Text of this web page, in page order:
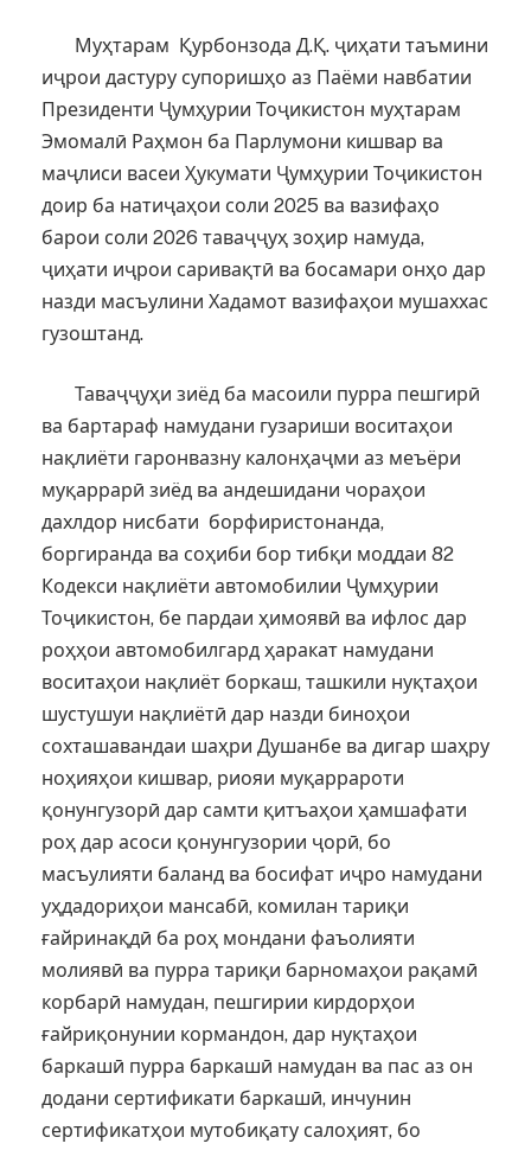
Муҳтарам Қурбонзода Д.Қ. ҷиҳати таъмини
иҷрои дастуру супоришҳо аз Паёми навбатии
Президенти Ҷумҳурии Тоҷикистон муҳтарам
Эмомалӣ Раҳмон ба Парлумони кишвар ва
маҷлиси васеи Ҳукумати Ҷумҳурии Тоҷикистон
доир ба натиҷаҳои соли 2025 ва вазифаҳо
барои соли 2026 таваҷҷуҳ зоҳир намуда,
ҷиҳати иҷрои саривақтӣ ва босамари онҳо дар
назди масъулини Хадамот вазифаҳои мушаххас
гузоштанд.
Таваҷҷуҳи зиёд ба масоили пурра пешгирӣ
ва бартараф намудани гузариши воситаҳои
нақлиёти гаронвазну калонҳаҷми аз меъёри
муқаррарӣ зиёд ва андешидани чораҳои
дахлдор нисбати борфиристонанда,
боргиранда ва соҳиби бор тибқи моддаи 82
Кодекси нақлиёти автомобилии Ҷумҳурии
Тоҷикистон, бе пардаи ҳимоявӣ ва ифлос дар
роҳҳои автомобилгард ҳаракат намудани
воситаҳои нақлиёт боркаш, ташкили нуқтаҳои
шустушуи нақлиётӣ дар назди биноҳои
сохташавандаи шаҳри Душанбе ва дигар шаҳру
ноҳияҳои кишвар, риояи муқаррароти
қонунгузорӣ дар самти қитъаҳои ҳамшафати
роҳ дар асоси қонунгузории ҷорӣ, бо
масъулияти баланд ва босифат иҷро намудани
уҳдадориҳои мансабӣ, комилан тариқи
ғайринақдӣ ба роҳ мондани фаъолияти
молиявӣ ва пурра тариқи барномаҳои рақамӣ
корбарӣ намудан, пешгирии кирдорҳои
ғайриқонунии кормандон, дар нуқтаҳои
баркашӣ пурра баркашӣ намудан ва пас аз он
додани сертификати баркашӣ, инчунин
сертификатҳои мутобиқату салоҳият, бо